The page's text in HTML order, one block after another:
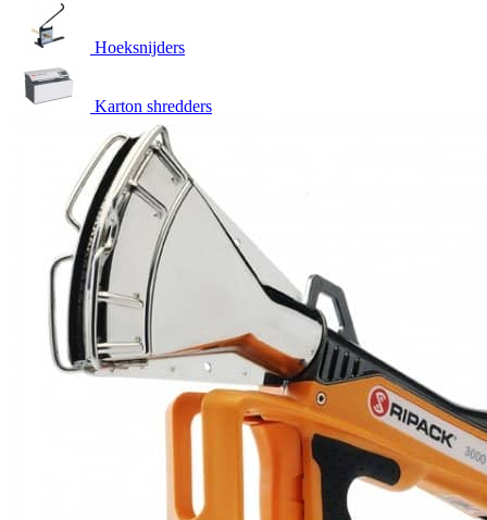
Hoeksnijders
Karton shredders